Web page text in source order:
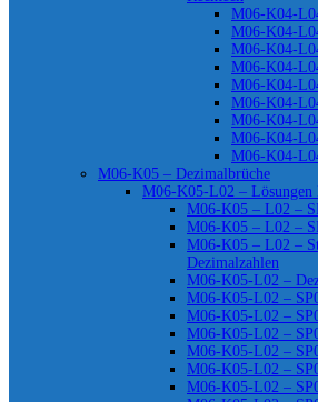
M06-K04-
M06-K04-
M06-K04-
M06-K04-
M06-K04-
M06-K04-
M06-K04-
M06-K04-
M06-K04-
M06-K05 – Dezimalbrüche
M06-K05-L02 – Lösungen
M06-K05 – L02 –
M06-K05 – L02 –
M06-K05 – L02 –
Dezimalzahlen
M06-K05-L02 –
M06-K05-L02 –
M06-K05-L02 –
M06-K05-L02 –
M06-K05-L02 –
M06-K05-L02 –
M06-K05-L02 –